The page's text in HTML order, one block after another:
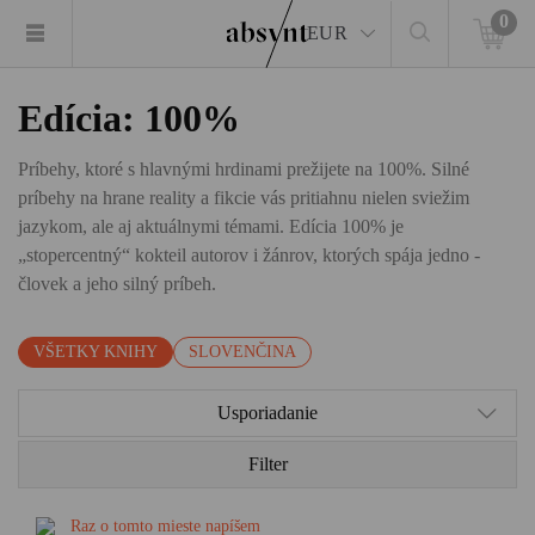
EUR
0
Edícia: 100%
Príbehy, ktoré s hlavnými hrdinami prežijete na 100%. Silné
príbehy na hrane reality a fikcie vás pritiahnu nielen sviežim
jazykom, ale aj aktuálnymi témami. Edícia 100% je
„stopercentný“ kokteil autorov i žánrov, ktorých spája jedno -
človek a jeho silný príbeh.
VŠETKY KNIHY SLOVENČINA
Usporiadanie
Filter